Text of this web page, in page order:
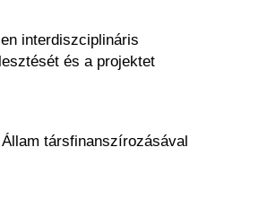
interdiszciplináris
és a projektet
társfinanszírozásával